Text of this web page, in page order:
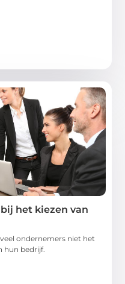
het kiezen van
ondernemers niet het
hun bedrijf.